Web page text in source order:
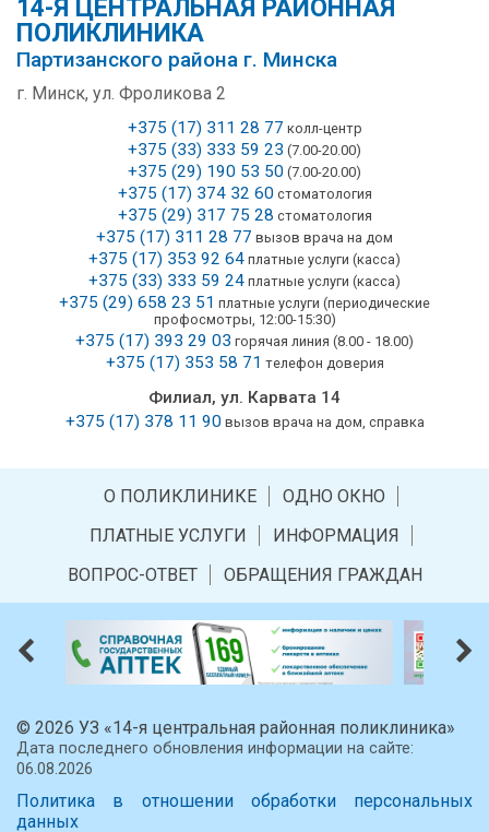
14-Я ЦЕНТРАЛЬНАЯ РАЙОННАЯ
ПОЛИКЛИНИКА
Партизанского района г. Минска
г. Минск, ул. Фроликова 2
+375 (17) 311 28 77 колл-центр
+375 (33) 333 59 23 (7.00-20.00)
+375 (29) 190 53 50 (7.00-20.00)
+375 (17) 374 32 60стоматология
+375 (29) 317 75 28 стоматология
+375 (17) 311 28 77 вызов врача на дом
+375 (17) 353 92 64 платные услуги (касса)
+375 (33) 333 59 24 платные услуги (касса)
+375 (29) 658 23 51 платные услуги (периодические
профосмотры, 12:00-15:30)
+375 (17) 393 29 03 горячая линия (8.00 - 18.00)
+375 (17) 353 58 71 телефон доверия
Филиал, ул. Карвата 14
+375 (17) 378 11 90вызов врача на дом, справка
О ПОЛИКЛИНИКЕ
ОДНО ОКНО
ПЛАТНЫЕ УСЛУГИ
ИНФОРМАЦИЯ
ВОПРОС-ОТВЕТ
ОБРАЩЕНИЯ ГРАЖДАН
© 2026 УЗ «14-я центральная районная поликлиника»
Дата последнего обновления информации на сайте:
06.08.2026
Политика в отношении обработки персональных
данных